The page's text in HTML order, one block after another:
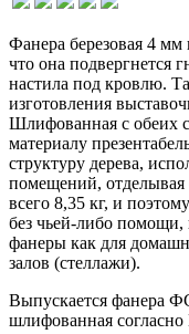
Фанера березовая 4 мм
что она подвергнется
настила под кровлю.
изготовления
Шлифованная с обеих
материалу
структуру дерева,
помещений,
всего 8,35 кг, и
без чьей-либо помощи,
фанеры как для
залов (стеллажи).
Выпускается фанера
шлифованная